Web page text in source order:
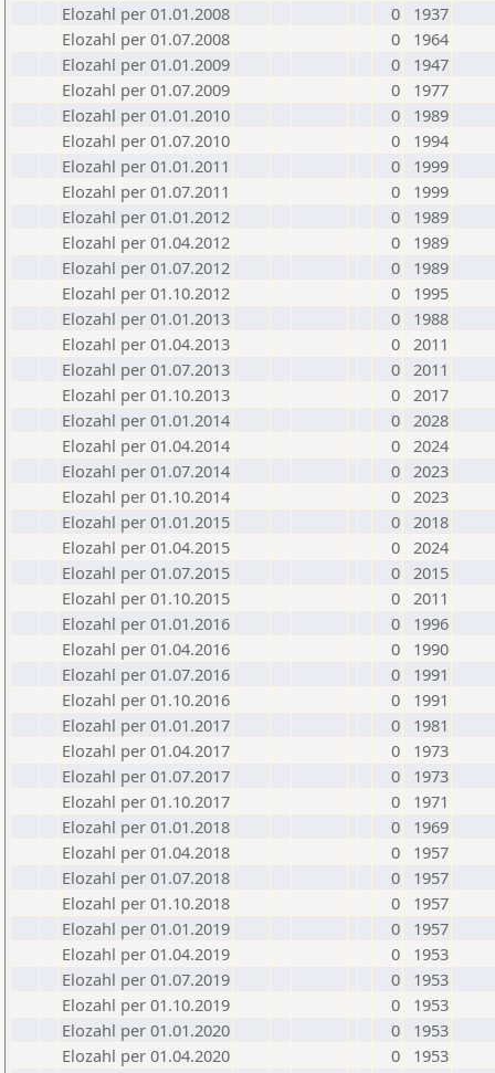
Elozahl per 01.01.2008
0
1937
Elozahl per 01.07.2008
0
1964
Elozahl per 01.01.2009
0
1947
Elozahl per 01.07.2009
0
1977
Elozahl per 01.01.2010
0
1989
Elozahl per 01.07.2010
0
1994
Elozahl per 01.01.2011
0
1999
Elozahl per 01.07.2011
0
1999
Elozahl per 01.01.2012
0
1989
Elozahl per 01.04.2012
0
1989
Elozahl per 01.07.2012
0
1989
Elozahl per 01.10.2012
0
1995
Elozahl per 01.01.2013
0
1988
Elozahl per 01.04.2013
0 2011
Elozahl per 01.07.2013
0 2011
Elozahl per 01.10.2013
0 2017
Elozahl per 01.01.2014
0 2028
Elozahl per 01.04.2014
0 2024
Elozahl per 01.07.2014
0 2023
Elozahl per 01.10.2014
0 2023
Elozahl per 01.01.2015
0 2018
Elozahl per 01.04.2015
0 2024
Elozahl per 01.07.2015
0 2015
Elozahl per 01.10.2015
0 2011
Elozahl per 01.01.2016
0
1996
Elozahl per 01.04.2016
0
1990
Elozahl per 01.07.2016
0
1991
Elozahl per 01.10.2016
0
1991
Elozahl per 01.01.2017
0
1981
Elozahl per 01.04.2017
0
1973
Elozahl per 01.07.2017
0
1973
Elozahl per 01.10.2017
0
1971
Elozahl per 01.01.2018
0
1969
Elozahl per 01.04.2018
0
1957
Elozahl per 01.07.2018
0
1957
Elozahl per 01.10.2018
0
1957
Elozahl per 01.01.2019
0
1957
Elozahl per 01.04.2019
0
1953
Elozahl per 01.07.2019
0
1953
Elozahl per 01.10.2019
0
1953
Elozahl per 01.01.2020
0
1953
Elozahl per 01.04.2020
0
1953